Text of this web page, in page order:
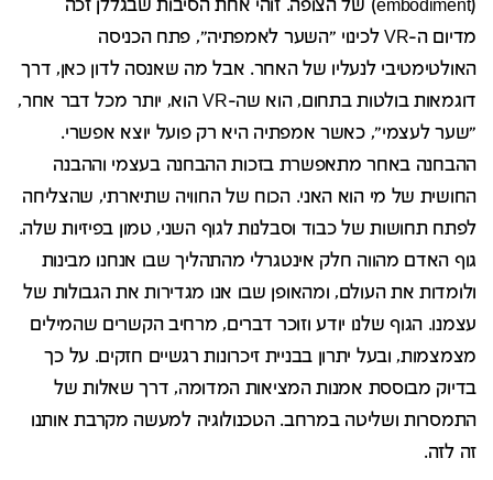
(embodiment) של הצופה. זוהי אחת הסיבות שבגללן זכה
מדיום ה-VR לכינוי "השער לאמפתיה", פתח הכניסה
האולטימטיבי לנעליו של האחר. אבל מה שאנסה לדון כאן, דרך
דוגמאות בולטות בתחום, הוא שה-VR הוא, יותר מכל דבר אחר,
"שער לעצמי", כאשר אמפתיה היא רק פועל יוצא אפשרי.
ההבחנה באחר מתאפשרת בזכות ההבחנה בעצמי וההבנה
החושית של מי הוא האני. הכוח של החוויה שתיארתי, שהצליחה
לפתח תחושות של כבוד וסבלנות לגוף השני, טמון בפיזיות שלה.
גוף האדם מהווה חלק אינטגרלי מהתהליך שבו אנחנו מבינות
ולומדות את העולם, ומהאופן שבו אנו מגדירות את הגבולות של
עצמנו. הגוף שלנו יודע וזוכר דברים, מרחיב הקשרים שהמילים
מצמצמות, ובעל יתרון בבניית זיכרונות רגשיים חזקים. על כך
בדיוק מבוססת אמנות המציאות המדומה, דרך שאלות של
התמסרות ושליטה במרחב. הטכנולוגיה למעשה מקרבת אותנו
זה לזה.